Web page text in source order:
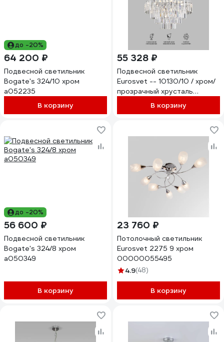
до -20%
64 200 ₽
Подвесной светильник
Bogate's 324/10 хром
a052235
В корзину
55 328 ₽
Подвесной светильник
Eurosvet -- 10130/10 / хром/
прозрачный хрусталь
strotskis a060641
В корзину
до -20%
56 600 ₽
Подвесной светильник
Bogate's 324/8 хром
a050349
В корзину
23 760 ₽
Потолочный светильник
Eurosvet 2275 9 хром
00000055495
4.9(48)
В корзину